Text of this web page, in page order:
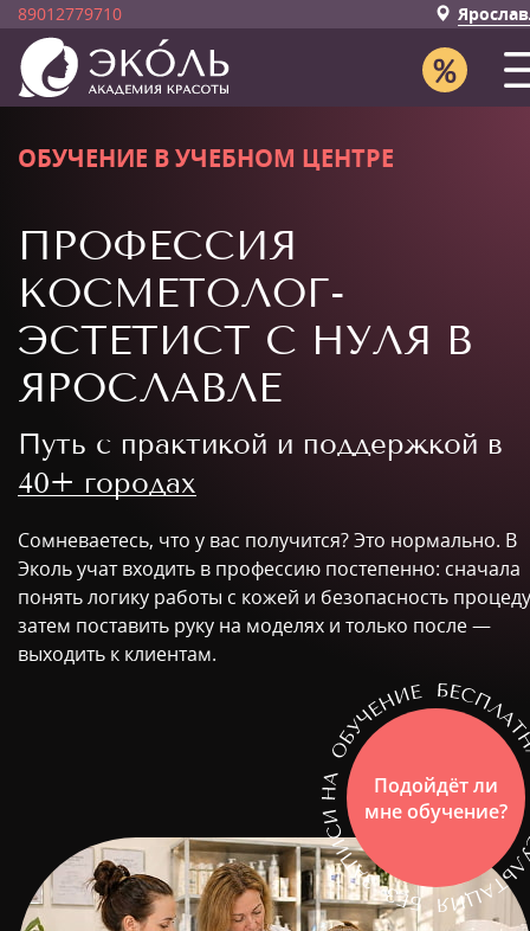
89012779710
ОБУЧЕНИЕ В УЧЕБНОМ ЦЕНТРЕ
ПРОФЕССИЯ
КОСМЕТОЛОГ-
ЭСТЕТИСТ С НУЛЯ В
ЯРОСЛАВЛЕ
Путь с практикой и поддержкой в
40+ городах
Сомневаетесь, что у вас получится? Это нормально. В
Эколь учат входить в профессию постепенно: сначала
понять логику работы с кожей и безопасность
затем поставить руку на моделях и только после —
выходить к клиентам.
Подойдёт ли
мне обучение?